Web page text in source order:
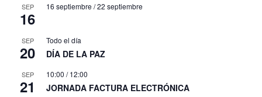
SEP
16
16 septiembre /22 septiembre
SEP
20
Todo el día
DÍA DE LA PAZ
SEP
21
10:00 /12:00
JORNADA FACTURA ELECTRÓNICA